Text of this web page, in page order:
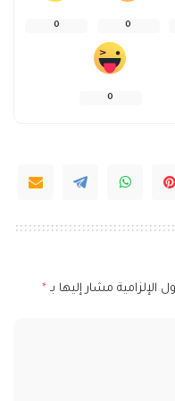
0
0
0
الإلزامية مشار إليها بـ *